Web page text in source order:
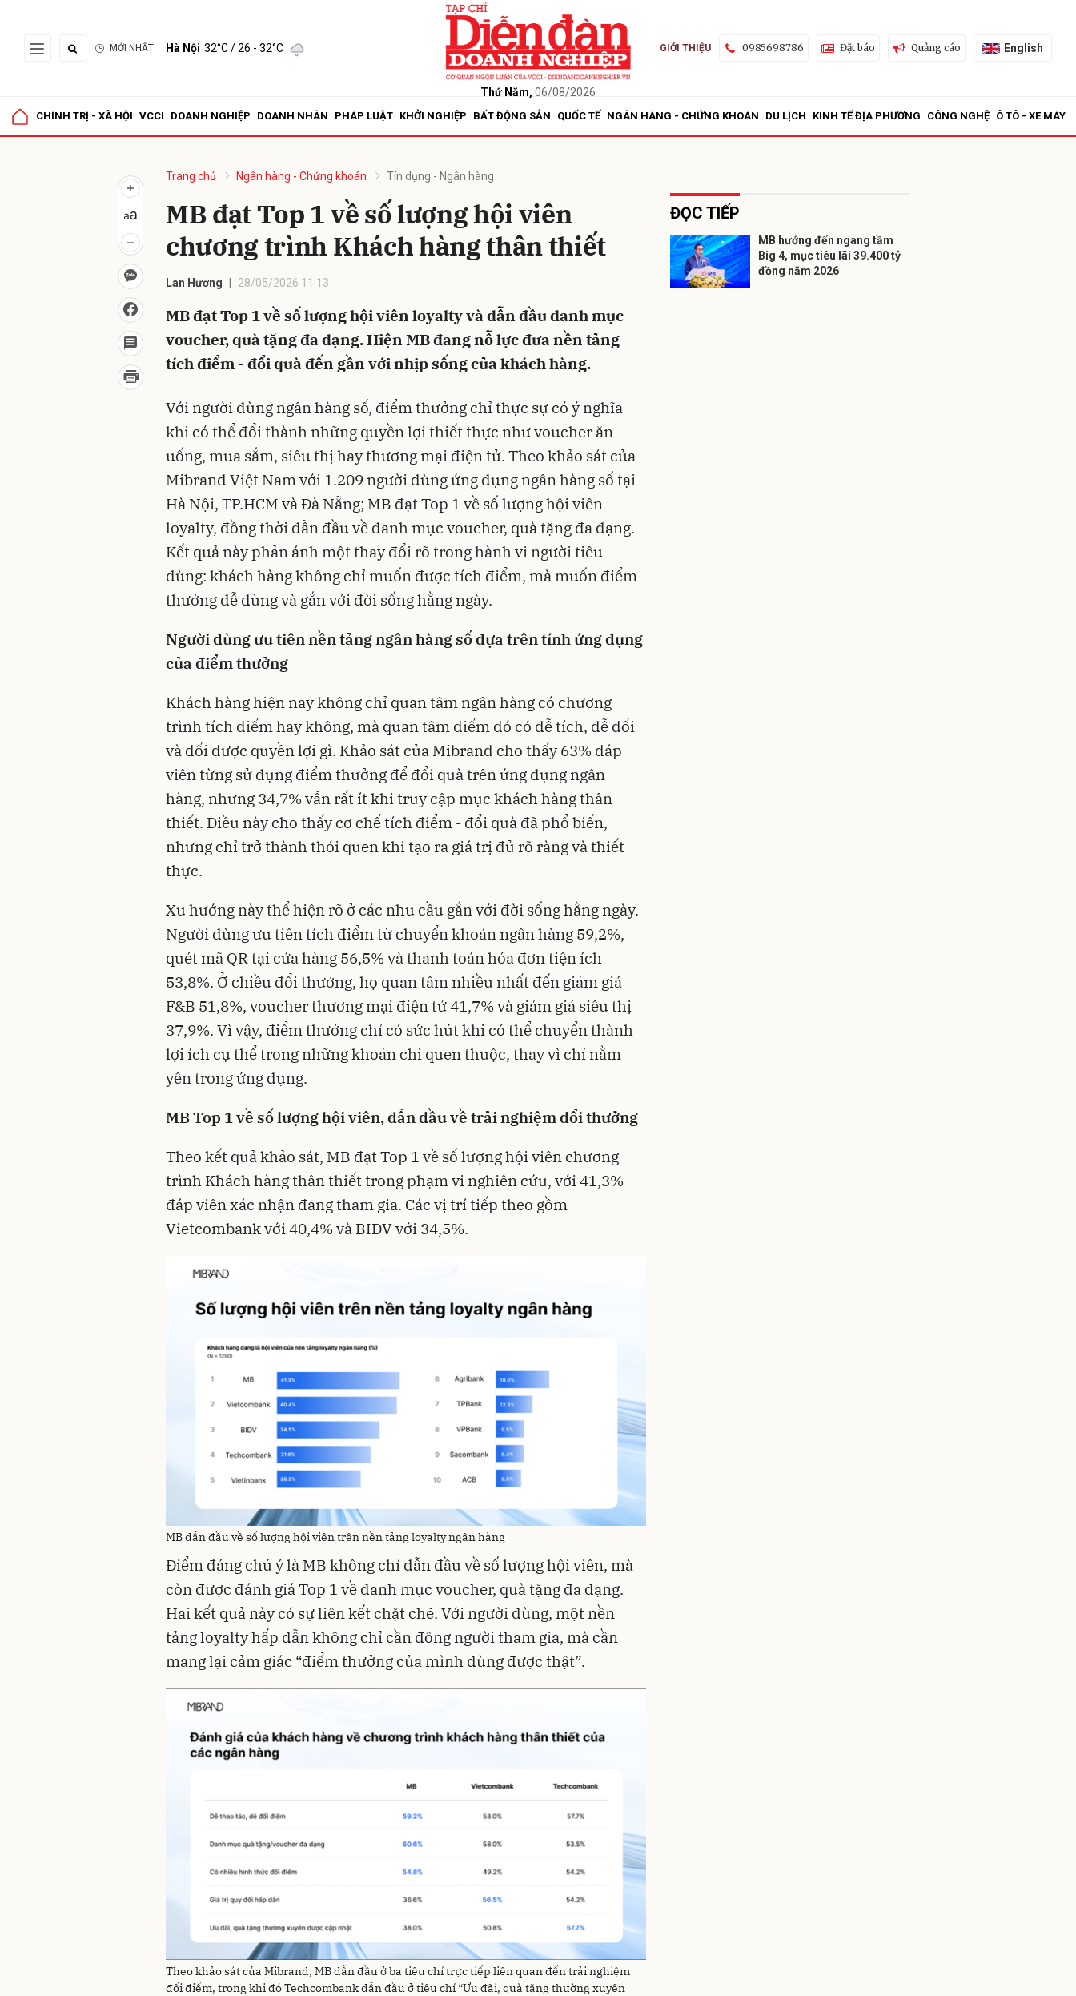
MỚI NHẤT Hà Nội 32°C/ 26 - 32°C
Thứ Năm, 06/08/2026
GIỚI THIỆU 0985698786 Đặt báo Quảng cáo English
CHÍNH TRỊ - XÃ HỘI VCCI DOANH NGHIỆP DOANH NHÂN PHÁP LUẬT KHỞI NGHIỆP BẤT ĐỘNG SẢN QUỐC TẾ NGÂN HÀNG - CHỨNG KHOÁN DU LỊCH KINH TẾ ĐỊA PHƯƠNG CÔNG NGHỆ Ô TÔ - XE MÁY
Trang chủ Ngân hàng - Chứng khoán Tín dụng - Ngân hàng
MB đạt Top 1 về số lượng hội viên
chương trình Khách hàng thân thiết
Lan Hương 28/05/2026 11:13
MB đạt Top 1 về số lượng hội viên loyalty và dẫn đầu danh mục
voucher, quà tặng đa dạng. Hiện MB đang nỗ lực đưa nền tảng
tích điểm - đổi quà đến gần với nhịp sống của khách hàng.
Với người dùng ngân hàng số, điểm thưởng chỉ thực sự có ý nghĩa
khi có thể đổi thành những quyền lợi thiết thực như voucher ăn
uống, mua sắm, siêu thị hay thương mại điện tử. Theo khảo sát của
Mibrand Việt Nam với 1.209 người dùng ứng dụng ngân hàng số tại
Hà Nội, TP.HCM và Đà Nẵng; MB đạt Top 1 về số lượng hội viên
loyalty, đồng thời dẫn đầu về danh mục voucher, quà tặng đa dạng.
Kết quả này phản ánh một thay đổi rõ trong hành vi người tiêu
dùng: khách hàng không chỉ muốn được tích điểm, mà muốn điểm
thưởng dễ dùng và gắn với đời sống hằng ngày.
Người dùng ưu tiên nền tảng ngân hàng số dựa trên tính ứng dụng
của điểm thưởng
Khách hàng hiện nay không chỉ quan tâm ngân hàng có chương
trình tích điểm hay không, mà quan tâm điểm đó có dễ tích, dễ đổi
và đổi được quyền lợi gì. Khảo sát của Mibrand cho thấy 63% đáp
viên từng sử dụng điểm thưởng để đổi quà trên ứng dụng ngân
hàng, nhưng 34,7% vẫn rất ít khi truy cập mục khách hàng thân
thiết. Điều này cho thấy cơ chế tích điểm - đổi quà đã phổ biến,
nhưng chỉ trở thành thói quen khi tạo ra giá trị đủ rõ ràng và thiết
thực.
Xu hướng này thể hiện rõ ở các nhu cầu gắn với đời sống hằng ngày.
Người dùng ưu tiên tích điểm từ chuyển khoản ngân hàng 59,2%,
quét mã QR tại cửa hàng 56,5% và thanh toán hóa đơn tiện ích
53,8%. Ở chiều đổi thưởng, họ quan tâm nhiều nhất đến giảm giá
F&B 51,8%, voucher thương mại điện tử 41,7% và giảm giá siêu thị
37,9%. Vì vậy, điểm thưởng chỉ có sức hút khi có thể chuyển thành
lợi ích cụ thể trong những khoản chi quen thuộc, thay vì chỉ nằm
yên trong ứng dụng.
MB Top 1 về số lượng hội viên, dẫn đầu về trải nghiệm đổi thưởng
Theo kết quả khảo sát, MB đạt Top 1 về số lượng hội viên chương
trình Khách hàng thân thiết trong phạm vi nghiên cứu, với 41,3%
đáp viên xác nhận đang tham gia. Các vị trí tiếp theo gồm
Vietcombank với 40,4% và BIDV với 34,5%.
MB dẫn đầu về số lượng hội viên trên nền tảng loyalty ngân hàng
Điểm đáng chú ý là MB không chỉ dẫn đầu về số lượng hội viên, mà
còn được đánh giá Top 1 về danh mục voucher, quà tặng đa dạng.
Hai kết quả này có sự liên kết chặt chẽ. Với người dùng, một nền
tảng loyalty hấp dẫn không chỉ cần đông người tham gia, mà cần
mang lại cảm giác “điểm thưởng của mình dùng được thật”.
Theo khảo sát của Mibrand, MB dẫn đầu ở ba tiêu chí trực tiếp liên quan đến trải nghiệm
đổi điểm, trong khi đó Techcombank dẫn đầu ở tiêu chí “Ưu đãi, quà tặng thường xuyên
ĐỌC TIẾP
MB hướng đến ngang tầm
Big 4, mục tiêu lãi 39.400 tỷ
đồng năm 2026
Gửi